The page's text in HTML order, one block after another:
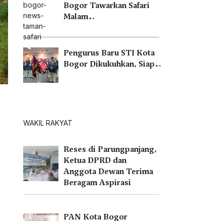
Bogor Tawarkan Safari
Malam…
Pengurus Baru STI Kota
Bogor Dikukuhkan, Siap…
WAKIL RAKYAT
Reses di Parungpanjang,
Ketua DPRD dan
Anggota Dewan Terima
Beragam Aspirasi
PAN Kota Bogor